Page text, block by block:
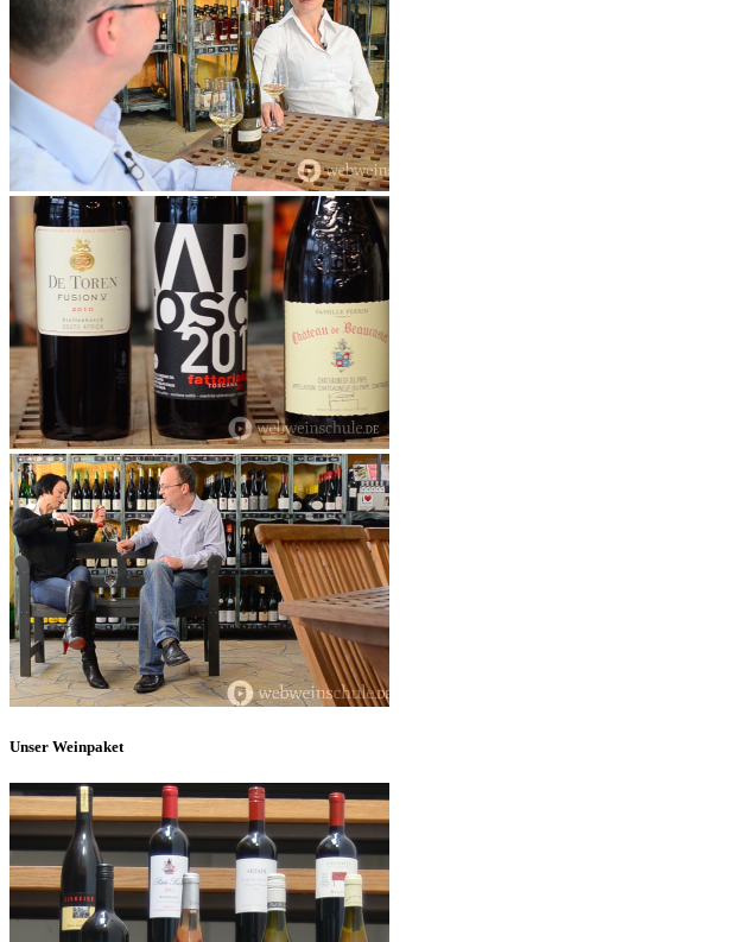
Unser Weinpaket